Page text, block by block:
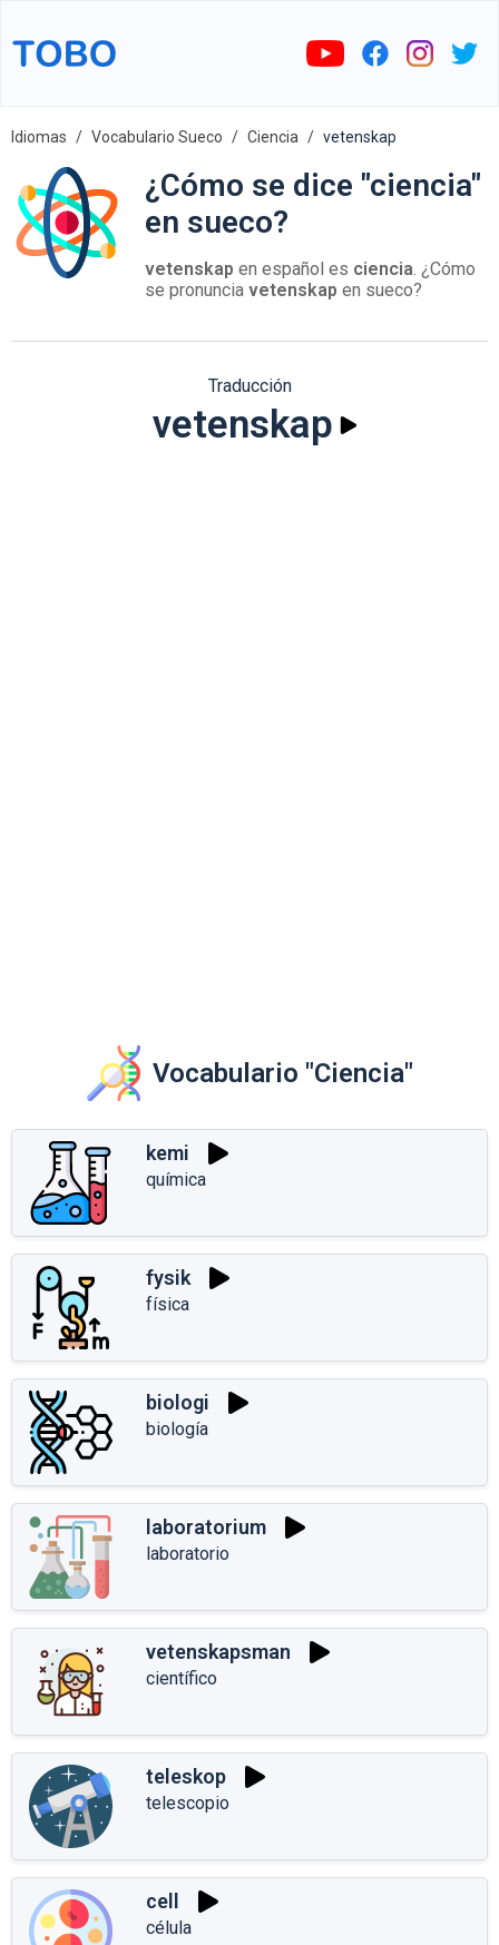
Idiomas Vocabulario Sueco Ciencia vetenskap
¿Cómo se dice "ciencia"
en sueco?
vetenskap en español es ciencia. ¿Cómo
se pronuncia vetenskap en sueco?
Traducción
vetenskap
Vocabulario "Ciencia"
kemi
química
fysik
física
biologi
biología
laboratorium
laboratorio
vetenskapsman
científico
teleskop
telescopio
cell
célula